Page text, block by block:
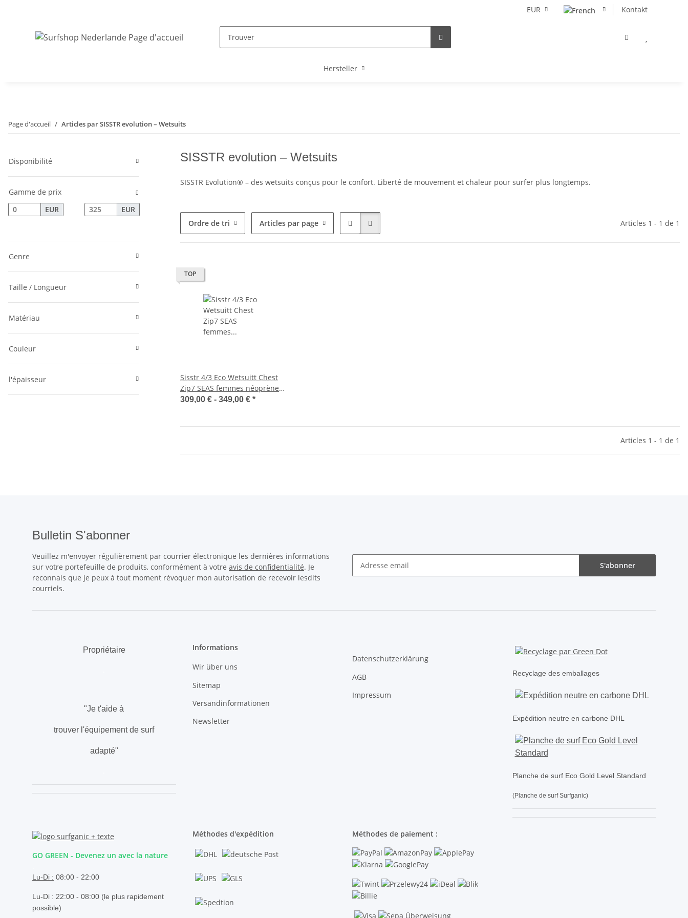
EUR Kontakt
Hersteller
Page d'accueil Articles par SISSTR evolution – Wetsuits
SISSTR evolution – Wetsuits
SISSTR Evolution® – des wetsuits conçus pour le confort. Liberté de mouvement et chaleur pour surfer plus longtemps.
Ordre de tri Articles par page Articles 1 - 1 de 1
TOP
Sisstr 4/3 Eco Wetsuitt Chest
Zip7 SEAS femmes néoprène
néoprène noir
309,00 € - 349,00 € *
Articles 1 - 1 de 1
Disponibilité
Gamme de prix
EUR
EUR
Genre
Taille / Longueur
Matériau
Couleur
l'épaisseur
Bulletin S'abonner
Veuillez m'envoyer régulièrement par courrier électronique les dernières informations
sur votre portefeuille de produits, conformément à votre avis de confidentialité. Je
reconnais que je peux à tout moment révoquer mon autorisation de recevoir lesdits
courriels.
S'abonner
Propriétaire
"Je t'aide à
trouver l'équipement de surf
adapté"
Informations
Wir über uns
Sitemap
Versandinformationen
Newsletter
Datenschutzerklärung
AGB
Impressum
Recyclage des emballages
Expédition neutre en carbone DHL
Planche de surf Eco Gold Level Standard
(Planche de surf Surfganic)
GO GREEN - Devenez un avec la nature
Lu-Di : 08:00 - 22:00
Lu-Di : 22:00 - 08:00 (le plus rapidement
possible)
Méthodes d'expédition Méthodes de paiement :